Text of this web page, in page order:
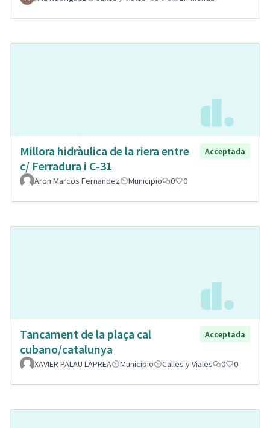
Millora hidràulica de la riera entre
c/ Ferradura i C-31
Acceptada
Aron Marcos Fernandez Municipio 0 0
Tancament de la plaça cal
cubano/catalunya
Acceptada
XAVIER PALAU LAPREA Municipio Calles y Viales 0 0